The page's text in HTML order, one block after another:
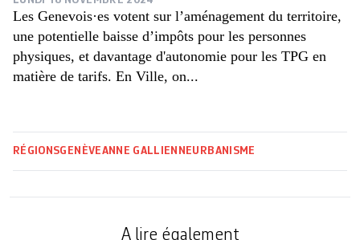
Les Genevois·es votent sur l’aménagement du territoire,
une potentielle baisse d’impôts pour les personnes
physiques, et davantage d'autonomie pour les TPG en
matière de tarifs. En Ville, on...
RÉGIONSGENÈVEANNE GALLIENNEURBANISME
A lire également